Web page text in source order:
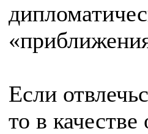
Если
то в